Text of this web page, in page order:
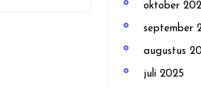
oktober
september
augustus
juli 2025